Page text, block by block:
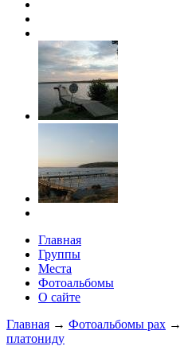
Главная
Группы
Места
Фотоальбомы
О сайте
Главная → Фотоальбомы pax →
платониду